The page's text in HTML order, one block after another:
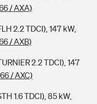
/ AXA)
2.2 TDCI), 147 kW,
/ AXB)
2.2 TDCI), 147
/ AXC)
1.6 TDCI), 85 kW,